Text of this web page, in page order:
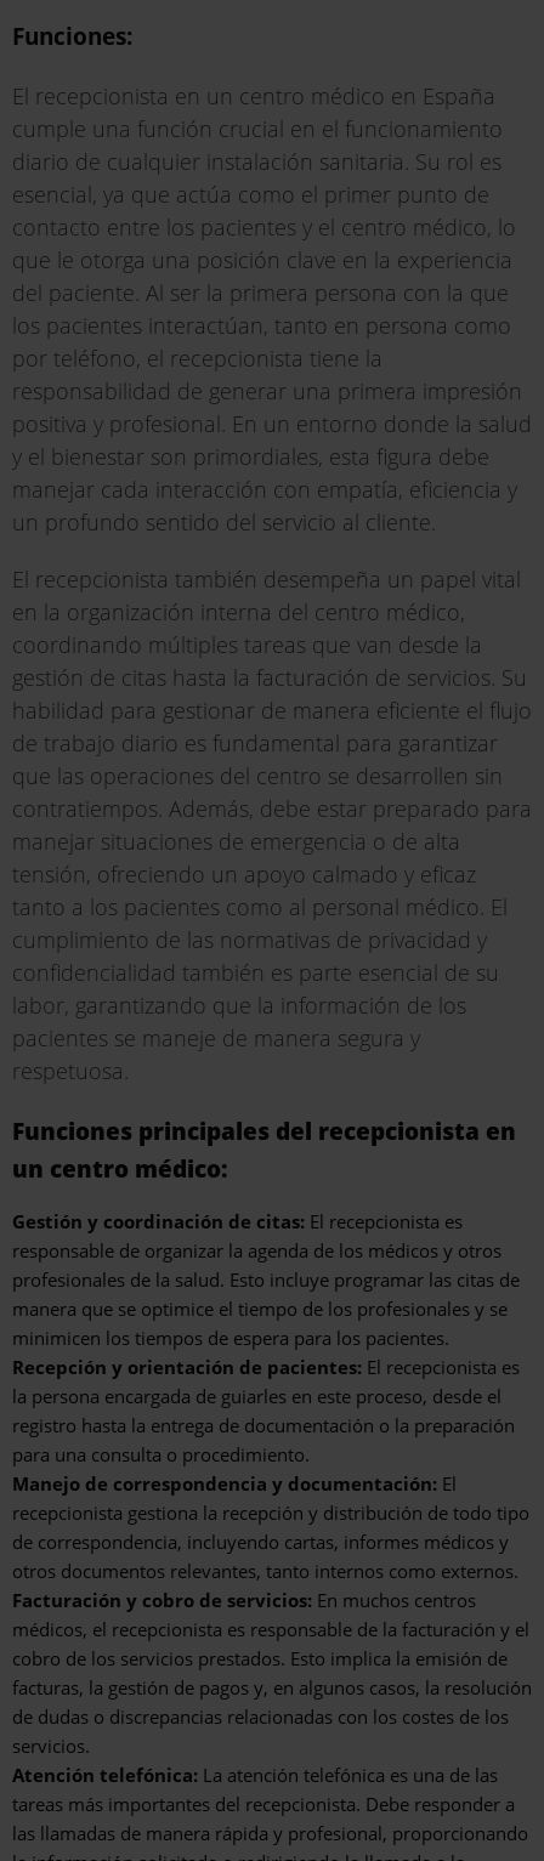
Funciones:
El recepcionista en un centro médico en España
cumple una función crucial en el funcionamiento
diario de cualquier instalación sanitaria. Su rol es
esencial, ya que actúa como el primer punto de
contacto entre los pacientes y el centro médico, lo
que le otorga una posición clave en la experiencia
del paciente. Al ser la primera persona con la que
los pacientes interactúan, tanto en persona como
por teléfono, el recepcionista tiene la
responsabilidad de generar una primera impresión
positiva y profesional. En un entorno donde la salud
y el bienestar son primordiales, esta figura debe
manejar cada interacción con empatía, eficiencia y
un profundo sentido del servicio al cliente.
El recepcionista también desempeña un papel vital
en la organización interna del centro médico,
coordinando múltiples tareas que van desde la
gestión de citas hasta la facturación de servicios. Su
habilidad para gestionar de manera eficiente el flujo
de trabajo diario es fundamental para garantizar
que las operaciones del centro se desarrollen sin
contratiempos. Además, debe estar preparado para
manejar situaciones de emergencia o de alta
tensión, ofreciendo un apoyo calmado y eficaz
tanto a los pacientes como al personal médico. El
cumplimiento de las normativas de privacidad y
confidencialidad también es parte esencial de su
labor, garantizando que la información de los
pacientes se maneje de manera segura y
respetuosa.
Funciones principales del recepcionista en
un centro médico:
Gestión y coordinación de citas: El recepcionista es
responsable de organizar la agenda de los médicos y otros
profesionales de la salud. Esto incluye programar las citas de
manera que se optimice el tiempo de los profesionales y se
minimicen los tiempos de espera para los pacientes.
Recepción y orientación de pacientes: El recepcionista es
la persona encargada de guiarles en este proceso, desde el
registro hasta la entrega de documentación o la preparación
para una consulta o procedimiento.
Manejo de correspondencia y documentación: El
recepcionista gestiona la recepción y distribución de todo tipo
de correspondencia, incluyendo cartas, informes médicos y
otros documentos relevantes, tanto internos como externos.
Facturación y cobro de servicios: En muchos centros
médicos, el recepcionista es responsable de la facturación y el
cobro de los servicios prestados. Esto implica la emisión de
facturas, la gestión de pagos y, en algunos casos, la resolución
de dudas o discrepancias relacionadas con los costes de los
servicios.
Atención telefónica: La atención telefónica es una de las
tareas más importantes del recepcionista. Debe responder a
las llamadas de manera rápida y profesional, proporcionando